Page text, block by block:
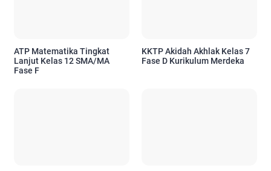
ATP Matematika Tingkat
Lanjut Kelas 12 SMA/MA
Fase F
KKTP Akidah Akhlak Kelas 7
Fase D Kurikulum Merdeka